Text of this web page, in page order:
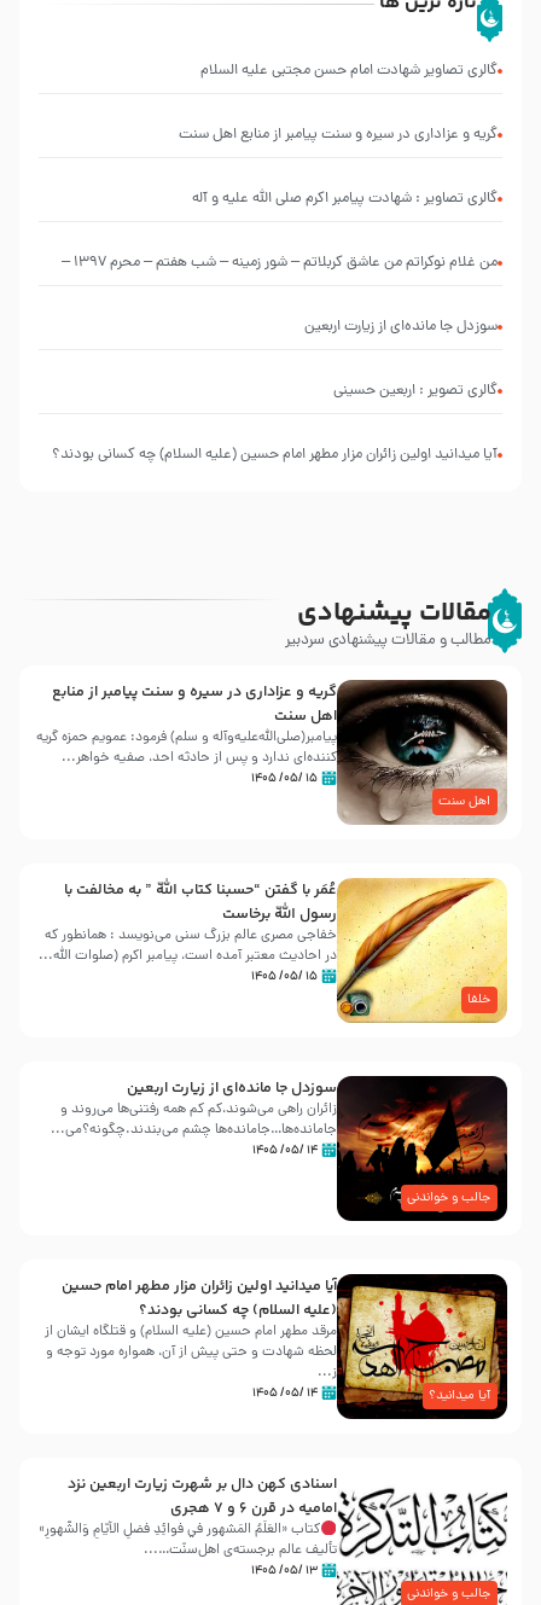
گالری تصاویر شهادت امام حسن مجتبی علیه السلام
گریه و عزاداری در سیره و سنت پیامبر از منابع اهل سنت
گالری تصاویر : شهادت پیامبر اکرم صلی الله علیه و آله
من غلام نوکراتم من عاشق کربلاتم – شور زمینه – شب هفتم – محرم 1397 –
سوزدل جا مانده‌ای از زیارت اربعین
گالری تصویر : اربعین حسینی
آیا میدانید اولین زائران مزار مطهر امام حسین (علیه السلام) چه کسانی بودند؟
مقالات پیشنهادی
مطالب و مقالات پیشنهادی سردبیر
اهل سنت
گریه و عزاداری در سیره و سنت پیامبر از منابع
اهل سنت
پیامبر(صلی‌الله‌علیه‌وآله و سلم) فرمود: عمویم حمزه گریه
کننده‌ای ندارد و پس از حادثه احد، صفیه خواهر...
۱۵ /۰۵/ ۱۴۰۵
خلفا
عُمَر با گفتن “حسبنا كتاب اللّه ” به مخالفت با
رسول اللّه برخاست
خفاجی مصری عالم بزرگ سنی می‌نویسد : همانطور که
در احادیث معتبر آمده است، پیامبر اکرم (صلوات اللّه...
۱۵ /۰۵/ ۱۴۰۵
جالب و خواندنی
سوزدل جا مانده‌ای از زیارت اربعین
زائران راهی می‌شوند،کم‌ کم همه رفتنی‌ها می‌روند و
جامانده‌ها…جامانده‌ها چشم می‌بندند.چگونه؟می‌...
۱۴ /۰۵/ ۱۴۰۵
آیا میدانید؟
آیا میدانید اولین زائران مزار مطهر امام حسین
(علیه السلام) چه کسانی بودند؟
مرقد مطهر امام حسین (علیه السلام) و قتلگاه ایشان از
لحظه شهادت و حتی پیش از آن، همواره مورد توجه و
ز...
۱۴ /۰۵/ ۱۴۰۵
جالب و خواندنی
اسنادی کهن دال بر شهرت زیارت اربعین نزد
امامیه در قرن ۶ و ۷ هجری
کتاب «العَلَمُ المَشهور في فَوائِدِ فَضلِ الأيّامِ وَالشُّهورِ»
تألیف عالم برجسته‌ی اهل‌سنّت…...
۱۳ /۰۵/ ۱۴۰۵